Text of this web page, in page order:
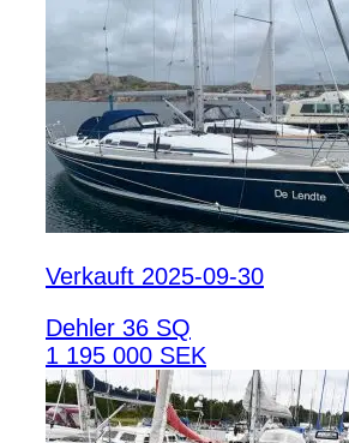
Verkauft 2025-09-30
Dehler 36 SQ
1 195 000 SEK